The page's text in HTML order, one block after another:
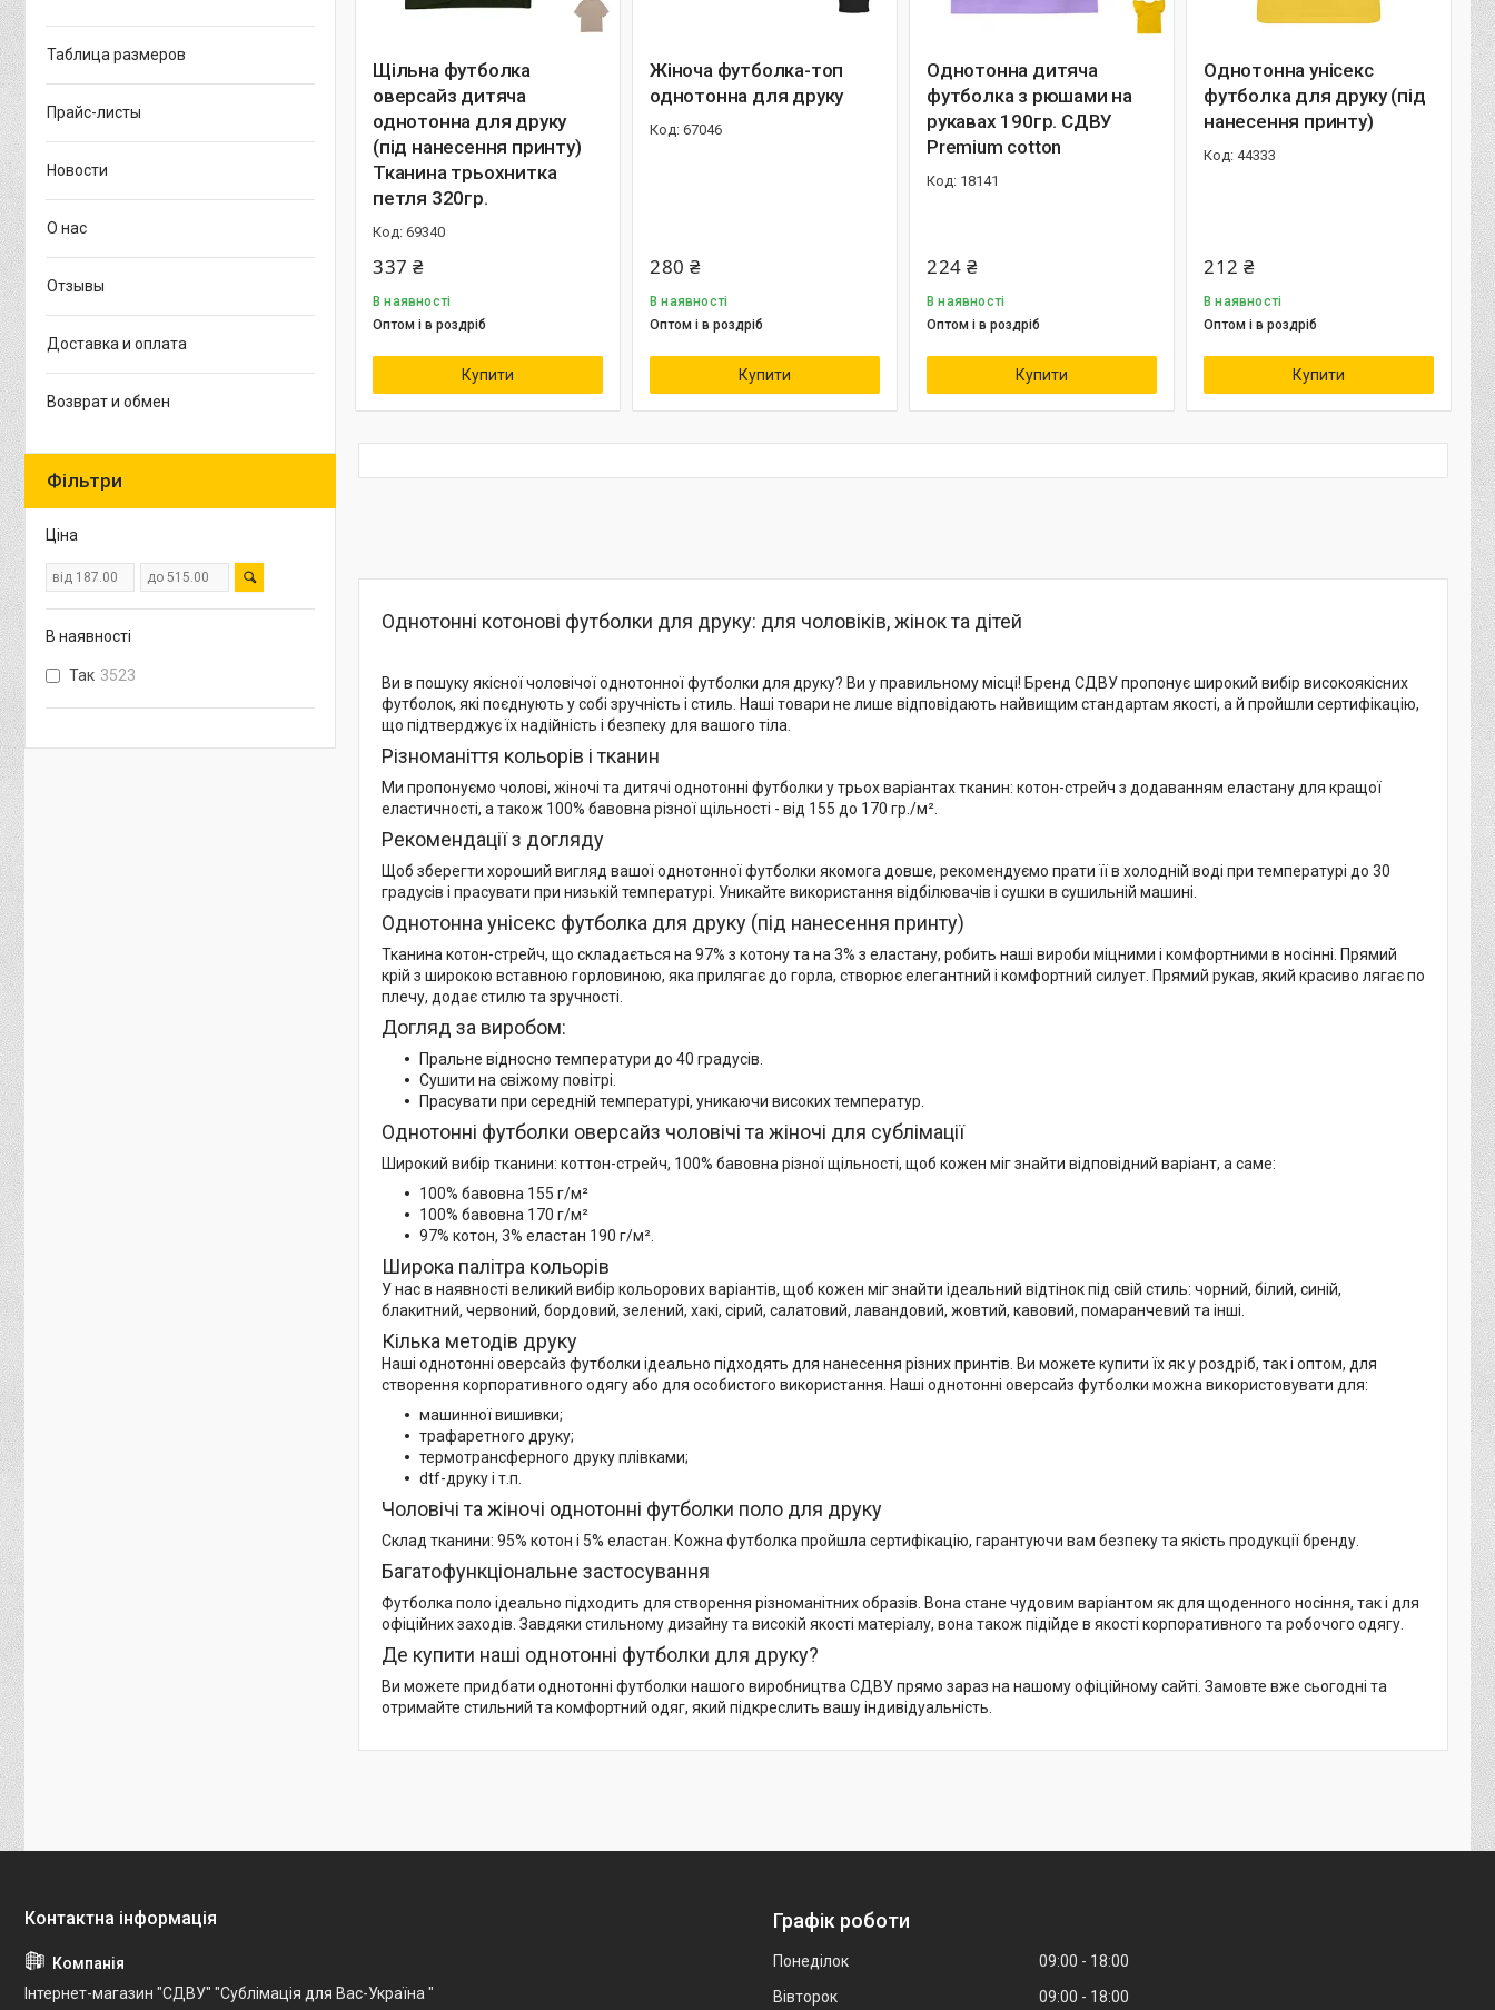
Щільна футболка
оверсайз дитяча
однотонна для друку
(під нанесення принту)
Тканина трьохнитка
петля 320гр.
69340
337 ₴
В наявності
Оптом і в роздріб
Купити
Жіноча футболка-топ
однотонна для друку
67046
280 ₴
В наявності
Оптом і в роздріб
Купити
Однотонна дитяча
футболка з рюшами на
рукавах 190гр. СДВУ
Premium cotton
18141
224 ₴
В наявності
Оптом і в роздріб
Купити
Однотонна унісекс
футболка для друку (під
нанесення принту)
44333
212 ₴
В наявності
Оптом і в роздріб
Купити
Однотонні котонові футболки для друку: для чоловіків, жінок та дітей
Ви в пошуку якісної чоловічої однотонної футболки для друку? Ви у правильному місці! Бренд СДВУ пропонує широкий вибір високоякісних
футболок, які поєднують у собі зручність і стиль. Наші товари не лише відповідають найвищим стандартам якості, а й пройшли сертифікацію,
що підтверджує їх надійність і безпеку для вашого тіла.
Різноманіття кольорів і тканин
Ми пропонуємо чолові, жіночі та дитячі однотонні футболки у трьох варіантах тканин: котон-стрейч з додаванням еластану для кращої
еластичності, а також 100% бавовна різної щільності - від 155 до 170 гр./м².
Рекомендації з догляду
Щоб зберегти хороший вигляд вашої однотонної футболки якомога довше, рекомендуємо прати її в холодній воді при температурі до 30
градусів і прасувати при низькій температурі. Уникайте використання відбілювачів і сушки в сушильній машині.
Однотонна унісекс футболка для друку (під нанесення принту)
Тканина котон-стрейч, що складається на 97% з котону та на 3% з еластану, робить наші вироби міцними і комфортними в носінні. Прямий
крій з широкою вставною горловиною, яка прилягає до горла, створює елегантний і комфортний силует. Прямий рукав, який красиво лягає по
плечу, додає стилю та зручності.
Догляд за виробом:
Пральне відносно температури до 40 градусів.
Сушити на свіжому повітрі.
Прасувати при середній температурі, уникаючи високих температур.
Однотонні футболки оверсайз чоловічі та жіночі для сублімації
Широкий вибір тканини: коттон-стрейч, 100% бавовна різної щільності, щоб кожен міг знайти відповідний варіант, а саме:
100% бавовна 155 г/м²
100% бавовна 170 г/м²
97% котон, 3% еластан 190 г/м².
Широка палітра кольорів
У нас в наявності великий вибір кольорових варіантів, щоб кожен міг знайти ідеальний відтінок під свій стиль: чорний, білий, синій,
блакитний, червоний, бордовий, зелений, хакі, сірий, салатовий, лавандовий, жовтий, кавовий, помаранчевий та інші.
Кілька методів друку
Наші однотонні оверсайз футболки ідеально підходять для нанесення різних принтів. Ви можете купити їх як у роздріб, так і оптом, для
створення корпоративного одягу або для особистого використання. Наші однотонні оверсайз футболки можна використовувати для:
машинної вишивки;
трафаретного друку;
термотрансферного друку плівками;
dtf-друку і т.п.
Чоловічі та жіночі однотонні футболки поло для друку
Склад тканини: 95% котон і 5% еластан. Кожна футболка пройшла сертифікацію, гарантуючи вам безпеку та якість продукції бренду.
Багатофункціональне застосування
Футболка поло ідеально підходить для створення різноманітних образів. Вона стане чудовим варіантом як для щоденного носіння, так і для
офіційних заходів. Завдяки стильному дизайну та високій якості матеріалу, вона також підійде в якості корпоративного та робочого одягу.
Де купити наші однотонні футболки для друку?
Ви можете придбати однотонні футболки нашого виробництва СДВУ прямо зараз на нашому офіційному сайті. Замовте вже сьогодні та
отримайте стильний та комфортний одяг, який підкреслить вашу індивідуальність.
Таблица размеров
Прайс-листы
Новости
О нас
Отзывы
Доставка и оплата
Возврат и обмен
Фільтри
Ціна
В наявності
Так 3523
Інтернет-магазин "СДВУ" "Сублімація для Вас-Україна "
Графік роботи
Понеділок 09:00
18:00
Вівторок
09:00 18:00